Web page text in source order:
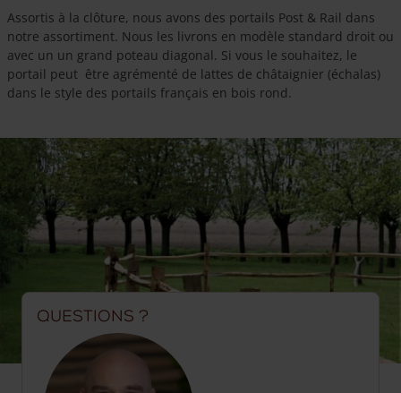
Assortis à la clôture, nous avons des portails Post & Rail dans
notre assortiment. Nous les livrons en modèle standard droit ou
avec un un grand poteau diagonal. Si vous le souhaitez, le
portail peut être agrémenté de lattes de châtaignier (échalas)
dans le style des portails français en bois rond.
Questions ?